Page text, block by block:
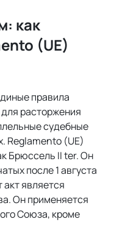
как
(UE)
правила
расторжения
судебные
Reglamento (UE)
Брюссель II ter. Он
после 1 августа
акт является
Он применяется
Союза, кроме